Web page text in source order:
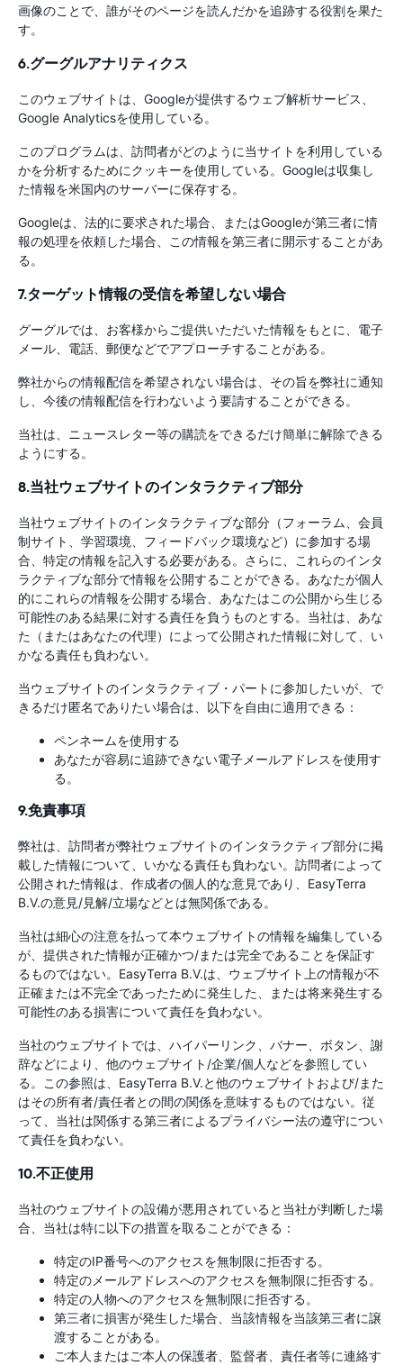
画像のことで、誰がそのページを読んだかを追跡する役割を果た
す。
6.グーグルアナリティクス
このウェブサイトは、Googleが提供するウェブ解析サービス、
Google Analyticsを使用している。
このプログラムは、訪問者がどのように当サイトを利用している
かを分析するためにクッキーを使用している。Googleは収集し
た情報を米国内のサーバーに保存する。
Googleは、法的に要求された場合、またはGoogleが第三者に情
報の処理を依頼した場合、この情報を第三者に開示することがあ
る。
7.ターゲット情報の受信を希望しない場合
グーグルでは、お客様からご提供いただいた情報をもとに、電子
メール、電話、郵便などでアプローチすることがある。
弊社からの情報配信を希望されない場合は、その旨を弊社に通知
し、今後の情報配信を行わないよう要請することができる。
当社は、ニュースレター等の購読をできるだけ簡単に解除できる
ようにする。
8.当社ウェブサイトのインタラクティブ部分
当社ウェブサイトのインタラクティブな部分（フォーラム、会員
制サイト、学習環境、フィードバック環境など）に参加する場
合、特定の情報を記入する必要がある。さらに、これらのインタ
ラクティブな部分で情報を公開することができる。あなたが個人
的にこれらの情報を公開する場合、あなたはこの公開から生じる
可能性のある結果に対する責任を負うものとする。当社は、あな
た（またはあなたの代理）によって公開された情報に対して、い
かなる責任も負わない。
当ウェブサイトのインタラクティブ・パートに参加したいが、で
きるだけ匿名でありたい場合は、以下を自由に適用できる：
ペンネームを使用する
あなたが容易に追跡できない電子メールアドレスを使用す
る。
9.免責事項
弊社は、訪問者が弊社ウェブサイトのインタラクティブ部分に掲
載した情報について、いかなる責任も負わない。訪問者によって
公開された情報は、作成者の個人的な意見であり、EasyTerra
B.V.の意見/見解/立場などとは無関係である。
当社は細心の注意を払って本ウェブサイトの情報を編集している
が、提供された情報が正確かつ/または完全であることを保証す
るものではない。EasyTerra B.V.は、ウェブサイト上の情報が不
正確または不完全であったために発生した、または将来発生する
可能性のある損害について責任を負わない。
当社のウェブサイトでは、ハイパーリンク、バナー、ボタン、謝
辞などにより、他のウェブサイト/企業/個人などを参照してい
る。この参照は、EasyTerra B.V.と他のウェブサイトおよび/また
はその所有者/責任者との間の関係を意味するものではない。従
って、当社は関係する第三者によるプライバシー法の遵守につい
て責任を負わない。
10.不正使用
当社のウェブサイトの設備が悪用されていると当社が判断した場
合、当社は特に以下の措置を取ることができる：
特定のIP番号へのアクセスを無制限に拒否する。
特定のメールアドレスへのアクセスを無制限に拒否する。
特定の人物へのアクセスを無制限に拒否する。
第三者に損害が発生した場合、当該情報を当該第三者に譲
渡することがある。
ご本人またはご本人の保護者、監督者、責任者等に連絡す